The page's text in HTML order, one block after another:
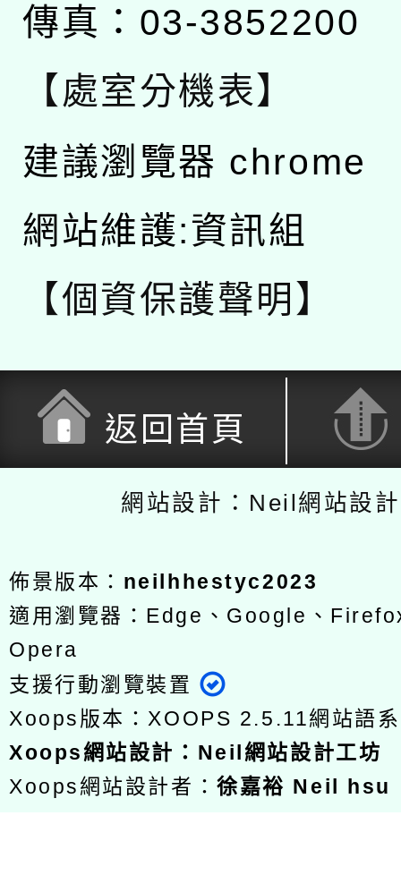
傳真：03-3852200
【處室分機表】
建議瀏覽器 chrome
網站維護:資訊組
【個資保護聲明】
返回首頁
網站設計：Neil網站設
佈景版本： neilhhestyc2023
適用瀏覽器：Edge、Google、
Opera
支援行動瀏覽裝置
Xoops版本： XOOPS 2.5.11網站語
Xoops網站設計 ： Neil網站設計工坊
Xoops網站設計者：徐嘉裕 Neil hsu